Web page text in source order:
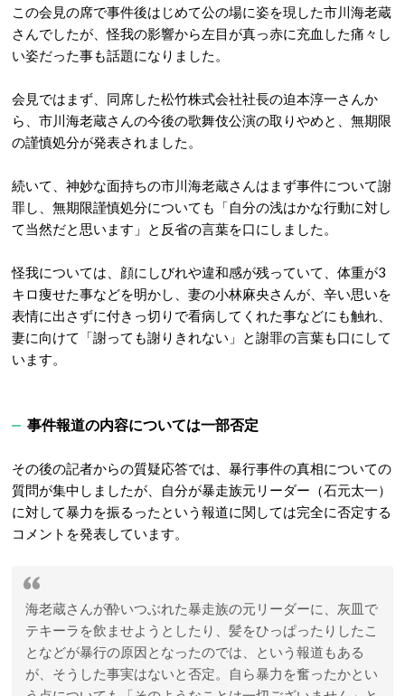
この会見の席で事件後はじめて公の場に姿を現した市川海老蔵
さんでしたが、怪我の影響から左目が真っ赤に充血した痛々し
い姿だった事も話題になりました。
会見ではまず、同席した松竹株式会社社長の迫本淳一さんか
ら、市川海老蔵さんの今後の歌舞伎公演の取りやめと、無期限
の謹慎処分が発表されました。
続いて、神妙な面持ちの市川海老蔵さんはまず事件について謝
罪し、無期限謹慎処分についても「自分の浅はかな行動に対し
て当然だと思います」と反省の言葉を口にしました。
怪我については、顔にしびれや違和感が残っていて、体重が3
キロ痩せた事などを明かし、妻の小林麻央さんが、辛い思いを
表情に出さずに付きっ切りで看病してくれた事などにも触れ、
妻に向けて「謝っても謝りきれない」と謝罪の言葉も口にして
います。
事件報道の内容については一部否定
その後の記者からの質疑応答では、暴行事件の真相についての
質問が集中しましたが、自分が暴走族元リーダー（石元太一）
に対して暴力を振るったという報道に関しては完全に否定する
コメントを発表しています。
海老蔵さんが酔いつぶれた暴走族の元リーダーに、灰皿で
テキーラを飲ませようとしたり、髪をひっぱったりしたこ
となどが暴行の原因となったのでは、という報道もある
が、そうした事実はないと否定。自ら暴力を奮ったかとい